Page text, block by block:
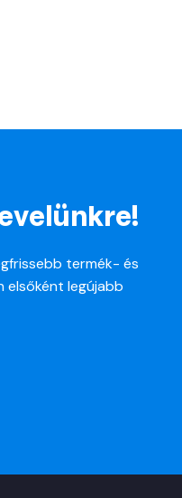
termék- és
elsőként legújabb